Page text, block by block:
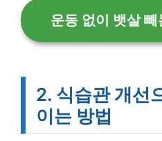
운동 없이 뱃살 빼
2. 식습관 개선
이는 방법